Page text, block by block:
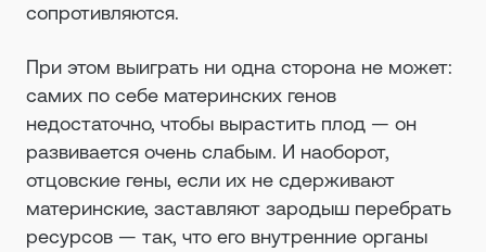
сопротивляются.
При этом выиграть ни одна сторона не может:
самих по себе материнских генов
недостаточно, чтобы вырастить плод — он
развивается очень слабым. И наоборот,
отцовские гены, если их не сдерживают
материнские, заставляют зародыш перебрать
ресурсов — так, что его внутренние органы